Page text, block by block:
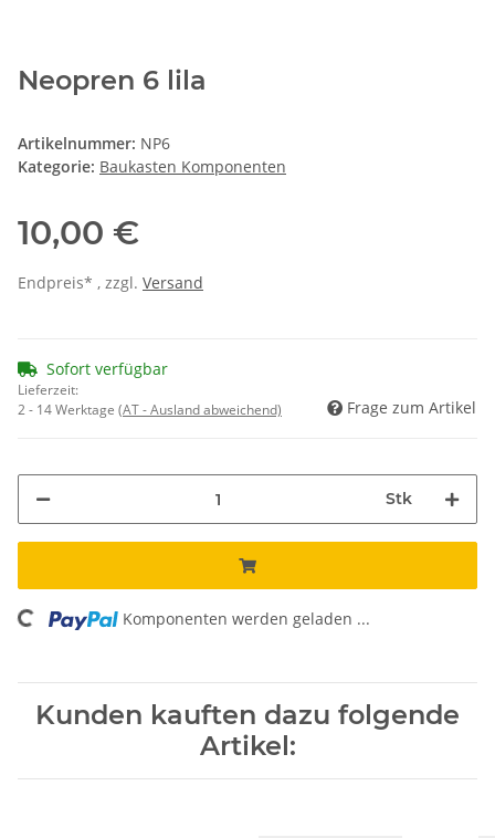
Neopren 6 lila
Artikelnummer: NP6
Kategorie: Baukasten Komponenten
10,00 €
Endpreis* , zzgl. Versand
Sofort verfügbar
Lieferzeit:
2 - 14 Werktage (AT - Ausland abweichend) Frage zum Artikel
Stk
Loading... Komponenten werden geladen ...
Kunden kauften dazu folgende
Artikel: